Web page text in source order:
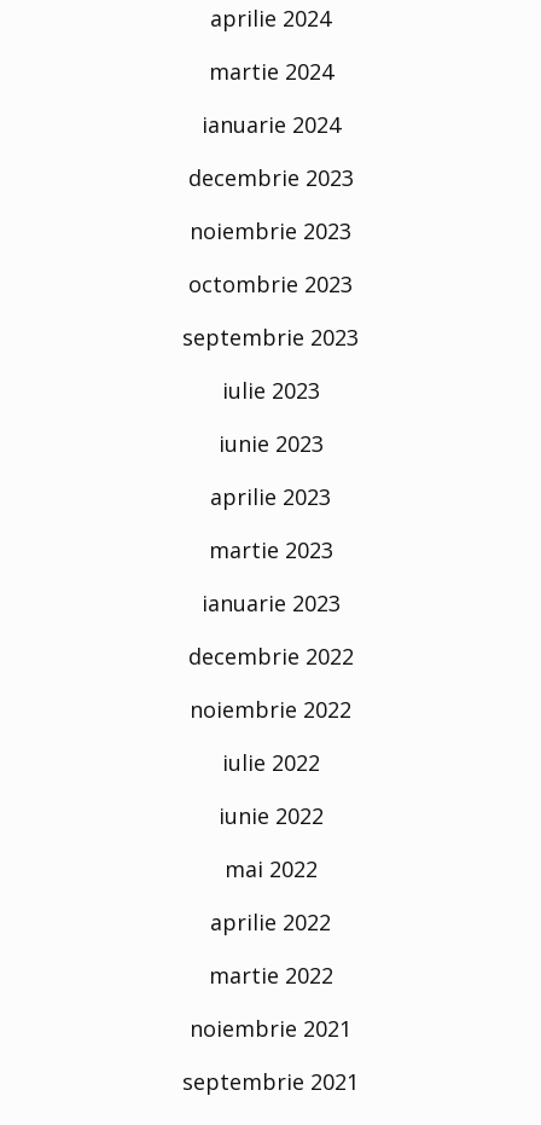
aprilie 2024
martie 2024
ianuarie 2024
decembrie 2023
noiembrie 2023
octombrie 2023
septembrie 2023
iulie 2023
iunie 2023
aprilie 2023
martie 2023
ianuarie 2023
decembrie 2022
noiembrie 2022
iulie 2022
iunie 2022
mai 2022
aprilie 2022
martie 2022
noiembrie 2021
septembrie 2021